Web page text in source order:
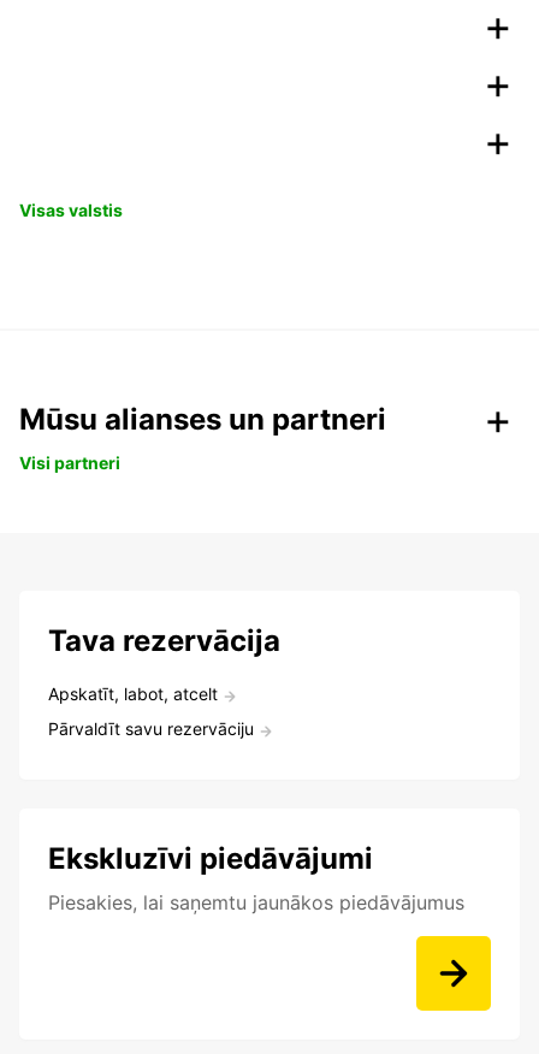
Visas valstis
Mūsu alianses un partneri
Visi partneri
Tava rezervācija
Apskatīt, labot, atcelt
Pārvaldīt savu rezervāciju
Ekskluzīvi piedāvājumi
Piesakies, lai saņemtu jaunākos piedāvājumus